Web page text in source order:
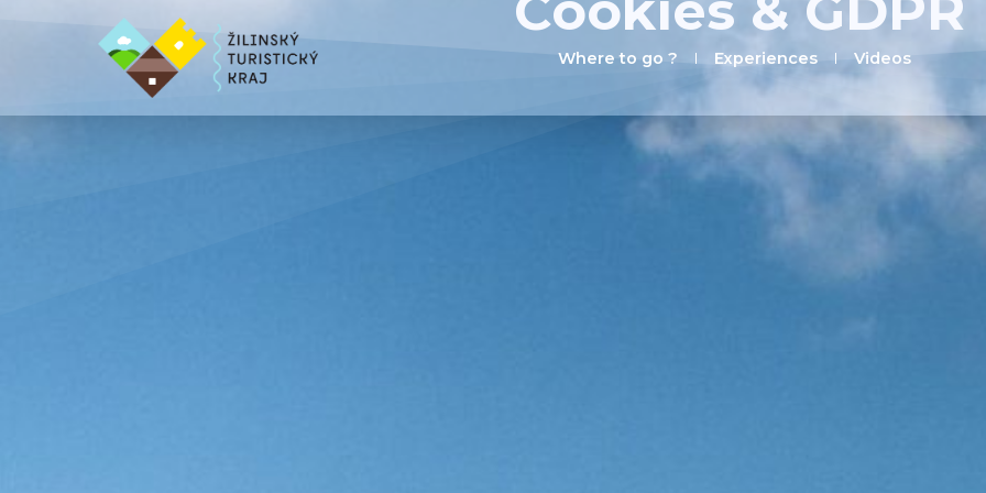
Where to go ? Experiences Videos